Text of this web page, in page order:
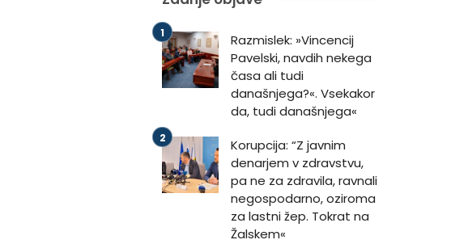
Razmislek: »Vincencij
Pavelski, navdih nekega
časa ali tudi
današnjega?«. Vsekakor
da, tudi današnjega«
Korupcija: “Z javnim
denarjem v zdravstvu,
pa ne za zdravila, ravnali
negospodarno, oziroma
za lastni žep. Tokrat na
Žalskem«